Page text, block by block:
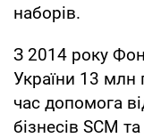
наборів.
З 2014 року
України 13 млн
час допомога
бізнесів SCM